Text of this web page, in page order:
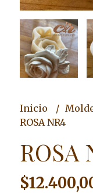
Inicio
ROSA NR4
ROSA